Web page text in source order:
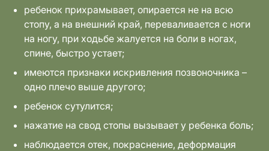
ребенок прихрамывает, опирается не на всю
стопу, а на внешний край, переваливается с ноги
на ногу, при ходьбе жалуется на боли в ногах,
спине, быстро устает;
имеются признаки искривления позвоночника –
одно плечо выше другого;
ребенок сутулится;
нажатие на свод стопы вызывает у ребенка боль;
наблюдается отек, покраснение, деформация